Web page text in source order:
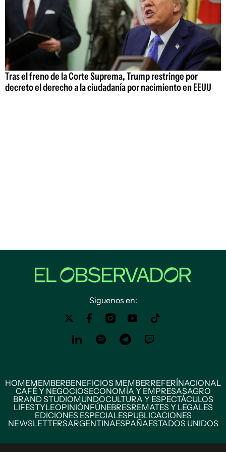
Tras el freno de la Corte Suprema, Trump restringe por
decreto el derecho a la ciudadanía por nacimiento en EEUU
Siguenos en:
HOMEMEMBERBENEFICIOS MEMBERREFERÍNACIONAL
CAFÉ Y NEGOCIOSECONOMÍA Y EMPRESASAGRO
BRAND STUDIOMUNDOCULTURA Y ESPECTÁCULOS
LIFESTYLEOPINIÓNFÚNEBRESREMATES Y LEGALES
EDICIONES ESPECIALESPUBLICACIONES
NEWSLETTERSARGENTINAESPAÑAESTADOS UNIDOS